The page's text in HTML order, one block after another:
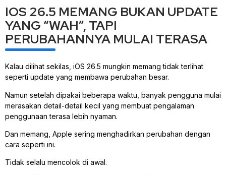
IOS 26.5 MEMANG BUKAN UPDATE
YANG “WAH”, TAPI
PERUBAHANNYA MULAI TERASA
Kalau dilihat sekilas, iOS 26.5 mungkin memang tidak terlihat
seperti update yang membawa perubahan besar.
Namun setelah dipakai beberapa waktu, banyak pengguna mulai
merasakan detail-detail kecil yang membuat pengalaman
penggunaan terasa lebih nyaman.
Dan memang, Apple sering menghadirkan perubahan dengan
cara seperti ini.
Tidak selalu mencolok di awal.